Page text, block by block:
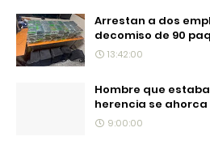
Arrestan a dos
decomiso de 90
13:42:00
Hombre que
herencia se ahorca
9:00:00